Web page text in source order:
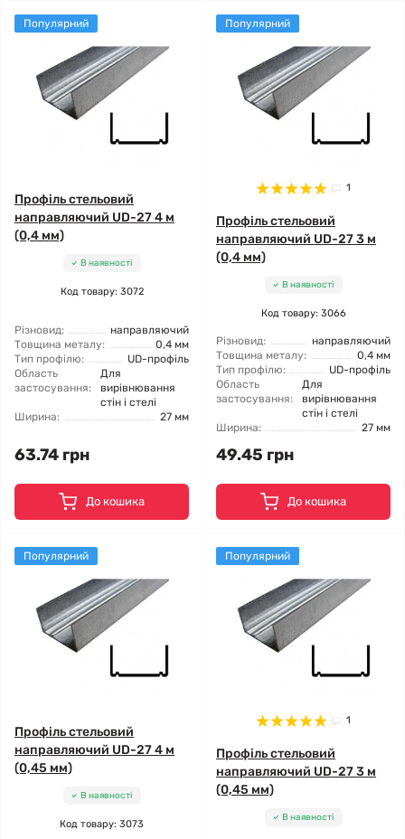
Популярний
Профіль стельовий
направляючий UD-27 4 м
(0,4 мм)
В наявності
Код товару: 3072
Різновид:
направляючий
Товщина металу:
0,4 мм
Тип профілю:
UD-профіль
Область
застосування:
Для
вирівнювання
стін і стелі
Ширина:
27 мм
63.74 грн
До кошика
Популярний
1
Профіль стельовий
направляючий UD-27 3 м
(0,4 мм)
В наявності
Код товару: 3066
Різновид:
направляючий
Товщина металу:
0,4 мм
Тип профілю:
UD-профіль
Область
застосування:
Для
вирівнювання
стін і стелі
Ширина:
27 мм
49.45 грн
До кошика
Популярний
Профіль стельовий
направляючий UD-27 4 м
(0,45 мм)
В наявності
Код товару: 3073
Популярний
1
Профіль стельовий
направляючий UD-27 3 м
(0,45 мм)
В наявності